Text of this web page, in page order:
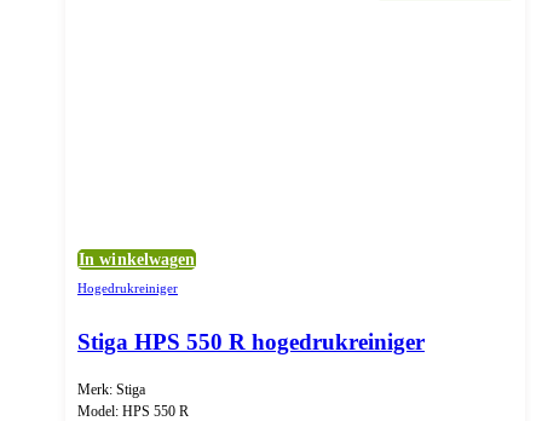
In winkelwagen
Hogedrukreiniger
Stiga HPS 550 R hogedrukreiniger
Merk: Stiga
Model: HPS 550 R